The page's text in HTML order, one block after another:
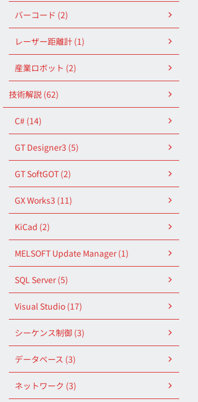
バーコード (2)
レーザー距離計 (1)
産業ロボット (2)
技術解説 (62)
C# (14)
GT Designer3 (5)
GT SoftGOT (2)
GX Works3 (11)
KiCad (2)
MELSOFT Update Manager (1)
SQL Server (5)
Visual Studio (17)
シーケンス制御 (3)
データベース (3)
ネットワーク (3)